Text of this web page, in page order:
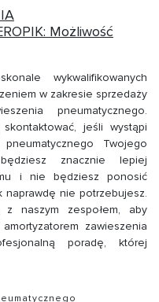
Możliwość
wykwalifikowanych
w zakresie sprzedaży
pneumatycznego.
jeśli wystąpi
Twojego
znacznie lepiej
i nie będziesz ponosić
naprawdę nie potrzebujesz.
naszym zespołem, aby
zawieszenia
poradę, której